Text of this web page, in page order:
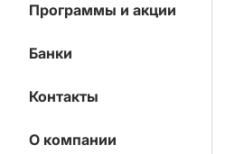
Программы и акции
Банки
Контакты
О компании